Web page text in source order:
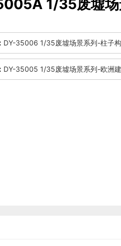
1/35废墟场
DY-35006 1/35废墟场景系列-柱子
DY-35005 1/35废墟场景系列-欧洲建